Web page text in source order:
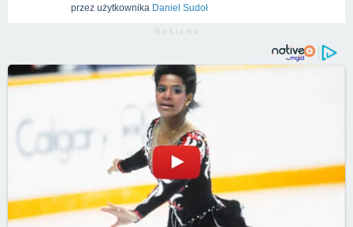
przez użytkownika Daniel Sudoł
R e k l a m a